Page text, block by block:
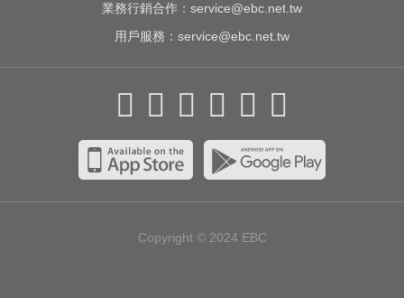
業務行銷合作： service@ebc.net.tw
用戶服務： service@ebc.net.tw
Copyright © 2024 EBC